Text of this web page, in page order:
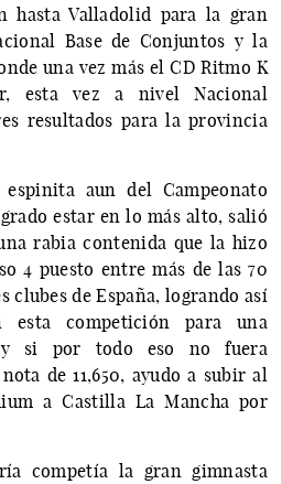
hasta Valladolid para la gran
Base de Conjuntos y la
una vez más el CD Ritmo K
esta vez a nivel Nacional
resultados para la provincia
aun del Campeonato
estar en lo más alto, salió
rabia contenida que la hizo
4 puesto entre más de las 70
clubes de España, logrando así
competición para una
y si por todo eso no fuera
de 11,650, ayudo a subir al
a Castilla La Mancha por
competía la gran gimnasta